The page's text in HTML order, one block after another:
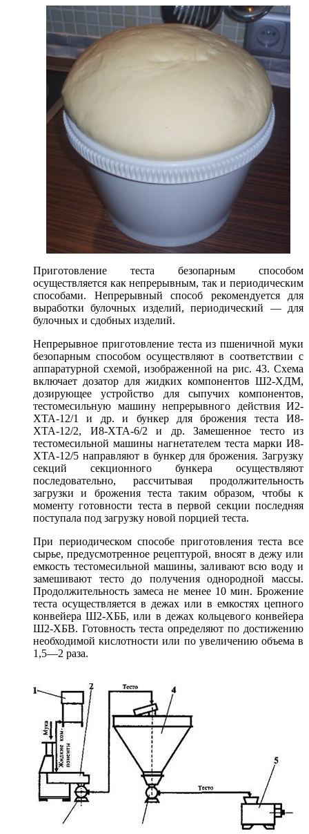
Приготовление теста безопарным способом
осуществляется как непрерывным, так и периодическим
способами. Непрерывный способ рекомендуется для
выработки булочных изделий, периодический — для
булочных и сдобных изделий.
Непрерывное приготовление теста из пшеничной муки
безопарным способом осуществляют в соответствии с
аппаратурной схемой, изображенной на рис. 43. Схема
включает дозатор для жидких компонентов Ш2-ХДМ,
дозирующее устройство для сыпучих компонентов,
тестомесильную машину непрерывного действия И2-
ХТА-12/1 и др. и бункер для брожения теста И8-
ХТА-12/2, И8-ХТА-6/2 и др. Замешенное тесто из
тестомесильной машины нагнетателем теста марки И8-
ХТА-12/5 направляют в бункер для брожения. Загрузку
секций секционного бункера осуществляют
последовательно, рассчитывая продолжительность
загрузки и брожения теста таким образом, чтобы к
моменту готовности теста в первой секции последняя
поступала под загрузку новой порцией теста.
При периодическом способе приготовления теста все
сырье, предусмотренное рецептурой, вносят в дежу или
емкость тестомесильной машины, заливают всю воду и
замешивают тесто до получения однородной массы.
Продолжительность замеса не менее 10 мин. Брожение
теста осуществляется в дежах или в емкостях цепного
конвейера Ш2-ХББ, или в дежах кольцевого конвейера
Ш2-ХБВ. Готовность теста определяют по достижению
необходимой кислотности или по увеличению объема в
1,5—2 раза.